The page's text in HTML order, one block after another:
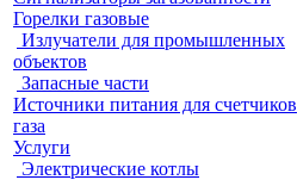
Горелки газовые
Излучатели для промышленных
объектов
Запасные части
Источники питания для счетчиков
газа
Услуги
Электрические котлы